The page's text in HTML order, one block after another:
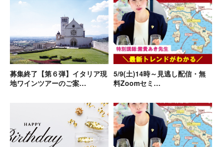
2026.04.30
【キャンセル待ち】6月6日（土）イタリアワイン通信
講座クラス会@大阪を開催！
ゴールデンウィーク期間の出荷スケジュールについて
2026.03.13
「最後のボトル」Zoom LIVEセール「闇市」開催決
定！
2026.03.13 【重要】ポイント制度変更に関する大切なお知らせ
座のクラス会を開催！
【重要】新しいVIP制度についてのお知らせ
2026.02.18
【両日満席】2016年バローロ・リゼルヴァ抜栓！当主
募集終了【第６弾】イタリア現
地ワインツアーのご案…
5/9(土)14時～見逃し配信・無
料Zoomセミ…